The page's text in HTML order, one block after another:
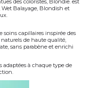
unepré-neutralisation